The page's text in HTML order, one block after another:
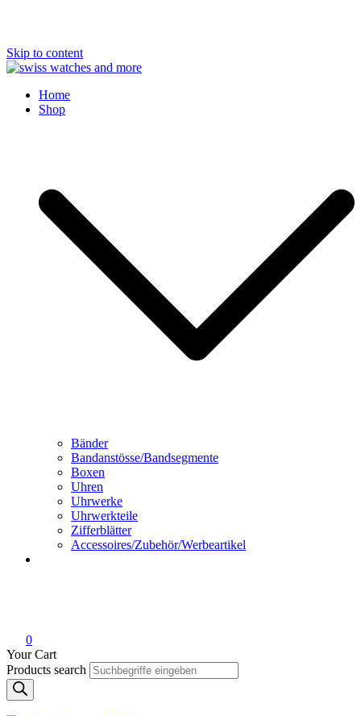
Skip to content
Swiss Watches and More
Home
Shop
Bänder
Bandanstösse/Bandsegmente
Boxen
Uhren
Uhrwerke
Uhrwerkteile
Zifferblätter
Accessoires/Zubehör/Werbeartikel
0
Your Cart
Products search